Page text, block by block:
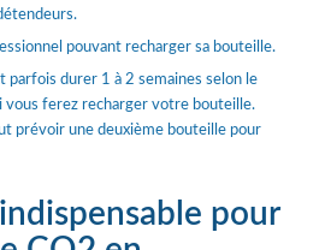
pouvant recharger sa bouteille.
parfois durer 1 à 2 semaines selon le
vous ferez recharger votre bouteille.
prévoir une deuxième bouteille pour
pour